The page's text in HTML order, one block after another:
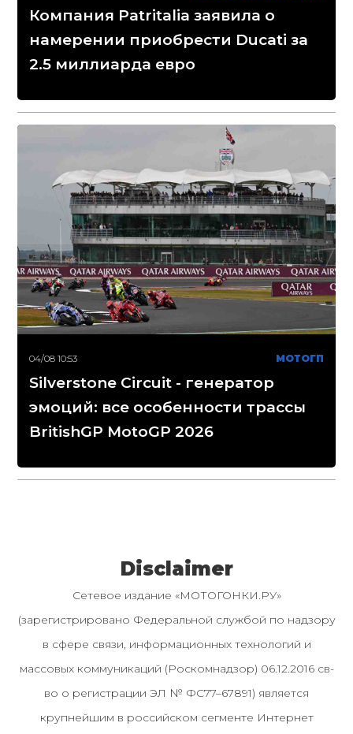
Компания Patritalia заявила о
намерении приобрести Ducati за
2.5 миллиарда евро
04/08 10:53 МОТОГП
Silverstone Circuit - генератор
эмоций: все особенности трассы
BritishGP MotoGP 2026
Disclaimer
Сетевое издание «МОТОГОНКИ.РУ»
(зарегистрировано Федеральной службой по надзору
в сфере связи, информационных технологий и
массовых коммуникаций (Роскомнадзор) 06.12.2016 св-
во о регистрации ЭЛ № ФС77–67891) является
крупнейшим в российском сегменте Интернет